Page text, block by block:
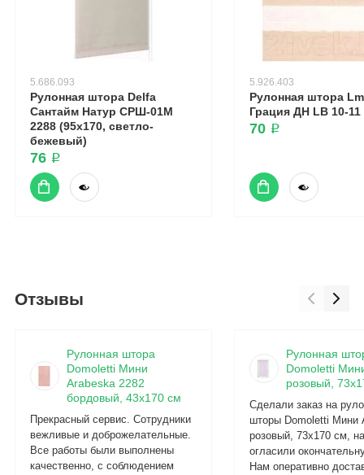
5.686.093
Рулонная штора Delfa
Сантайм Натур СРШ-01М
2288 (95x170, светло-
бежевый)
76 ₽
5.926.403
Рулонная штора
Грация ДН LB 10-11
70 ₽
Отзывы
Рулонная штора
Domoletti Мини
Arabeska 2282
бордовый, 43x170 см
Прекрасный сервис. Сотрудники
вежливые и доброжелательные.
Все работы были выполнены
качественно, с соблюдением
Рулонная
Domoletti
розовый,
Сделали заказ на
шторы Domoletti Мини
розовый, 73x170 см,
огласили
Нам оперативно